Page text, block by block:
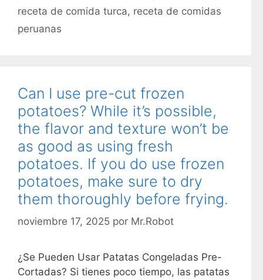
receta de comida turca, receta de comidas
peruanas
Can I use pre-cut frozen
potatoes? While it’s possible,
the flavor and texture won’t be
as good as using fresh
potatoes. If you do use frozen
potatoes, make sure to dry
them thoroughly before frying.
noviembre 17, 2025 por Mr.Robot
¿Se Pueden Usar Patatas Congeladas Pre-
Cortadas? Si tienes poco tiempo, las patatas